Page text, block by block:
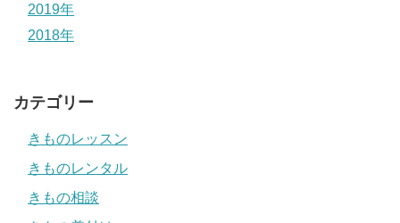
2019年
2018年
カテゴリー
きものレッスン
きものレンタル
きもの相談